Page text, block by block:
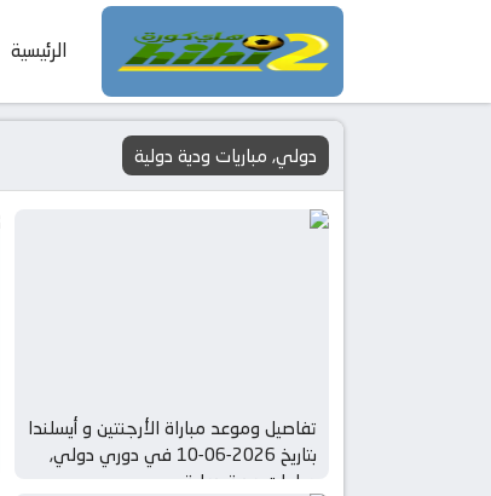
الرئيسية
دولي, مباريات ودية دولية
تفاصيل وموعد مباراة الأرجنتين و أيسلندا
بتاريخ 2026-06-10 في دوري دولي,
مباريات ودية دولية